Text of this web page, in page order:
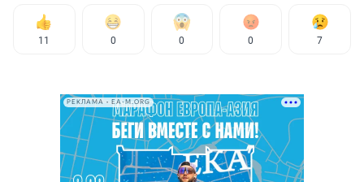
11 0 0 0 7
РЕКЛАМА • EA-M.ORG